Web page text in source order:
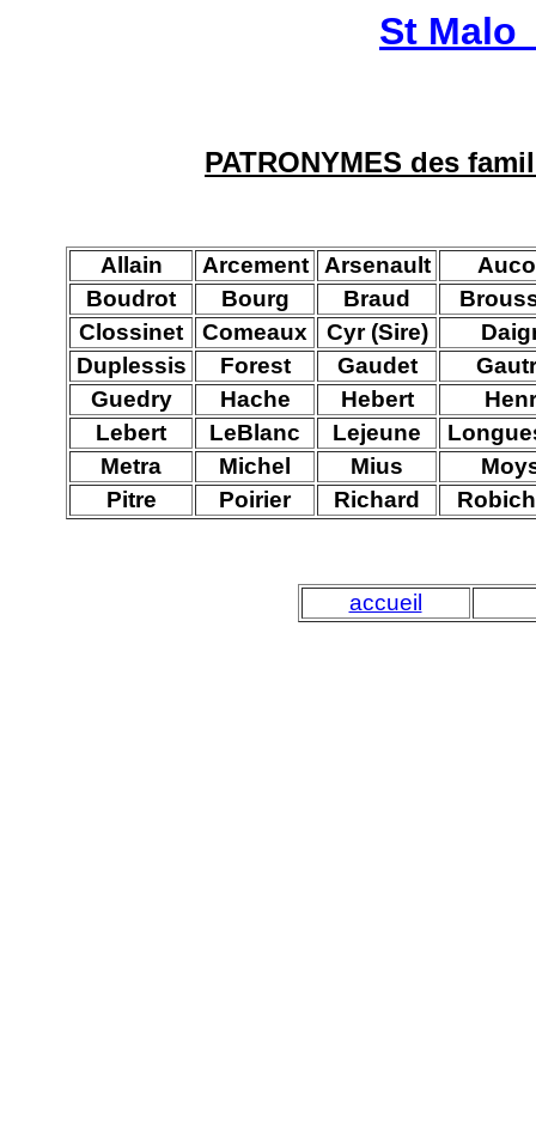
St Malo
PATRONYMES des
Allain Arcement Arsenault
Boudrot
Bourg Braud
Clossinet
Comeaux Cyr (Sire)
Duplessis
Forest Gaudet
Guedry
Hache Hebert
Lebert
LeBlanc Lejeune
Metra
Michel Mius
Pitre
Poirier Richard
accueil